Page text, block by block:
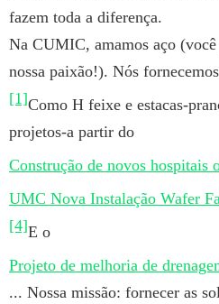
fazem toda a diferença.
Na CUMIC, amamos aço
nossa paixão!). Nós
[1]Como H feixe e estacas-
projetos-a partir do
Construção de novos hospitais
UMC Nova Instalação Wafer
[4]E o
Projeto de melhoria de
... Nossa missão: fornecer as